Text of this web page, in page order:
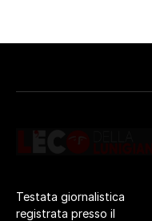
Testata giornalistica
registrata presso il